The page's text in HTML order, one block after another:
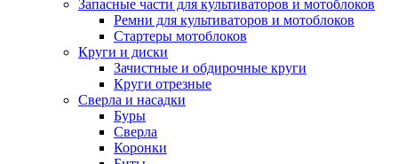
Запасные части для культиваторов и мотоблоков
Ремни для культиваторов и мотоблоков
Стартеры мотоблоков
Круги и диски
Зачистные и обдирочные круги
Круги отрезные
Сверла и насадки
Буры
Сверла
Коронки